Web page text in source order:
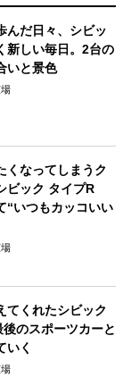
んだ日々、シビッ
新しい毎日。2台の
いと景色
くなってしまうク
ック タイプR
“いつもカッコいい
てくれたシビック
のスポーツカーと
いく